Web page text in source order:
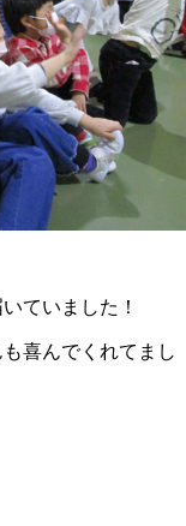
ていました！
喜んでくれてまし